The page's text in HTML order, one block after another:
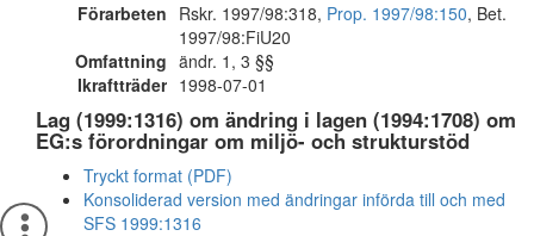
Förarbeten Rskr. 1997/98:318, Prop. 1997/98:150, Bet.
1997/98:FiU20
Omfattning ändr. 1, 3 §§
Ikraftträder 1998-07-01
Lag (1999:1316) om ändring i lagen (1994:1708) om
EG:s förordningar om miljö- och strukturstöd
Tryckt format (PDF)
Konsoliderad version med ändringar införda till och med
SFS 1999:1316